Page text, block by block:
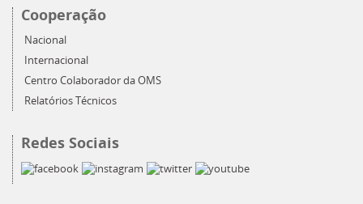
Cooperação
Nacional
Internacional
Centro Colaborador da OMS
Relatórios Técnicos
Redes Sociais